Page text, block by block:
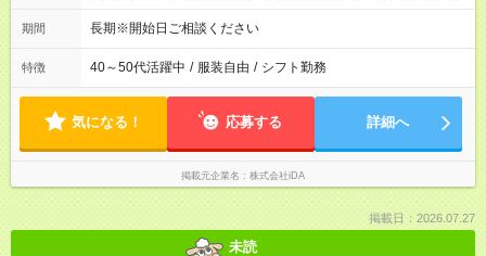
他12:00-21:30
期間 長期※開始日ご相談ください
特徴 40～50代活躍中 / 服装自由 / シフト勤務
気になる！ 応募する 詳細へ
掲載元企業名 株式会社iDA
掲載日：2026.07.27
未読